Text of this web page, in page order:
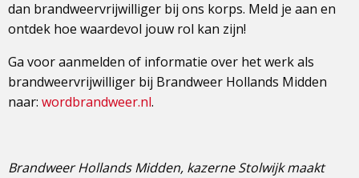
dan brandweervrijwilliger bij ons korps. Meld je aan en
ontdek hoe waardevol jouw rol kan zijn!
Ga voor aanmelden of informatie over het werk als
brandweervrijwilliger bij Brandweer Hollands Midden
naar: wordbrandweer.nl.
Brandweer Hollands Midden, kazerne Stolwijk maakt